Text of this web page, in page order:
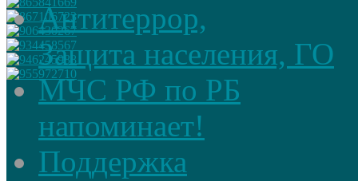
Антитеррор,
Защита населения, ГО
МЧС РФ по РБ
напоминает!
Поддержка